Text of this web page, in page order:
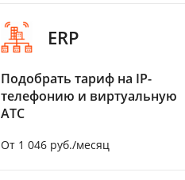
ERP
Подобрать тариф на IP-
телефонию и виртуальную
АТС
От 1 046 руб./месяц